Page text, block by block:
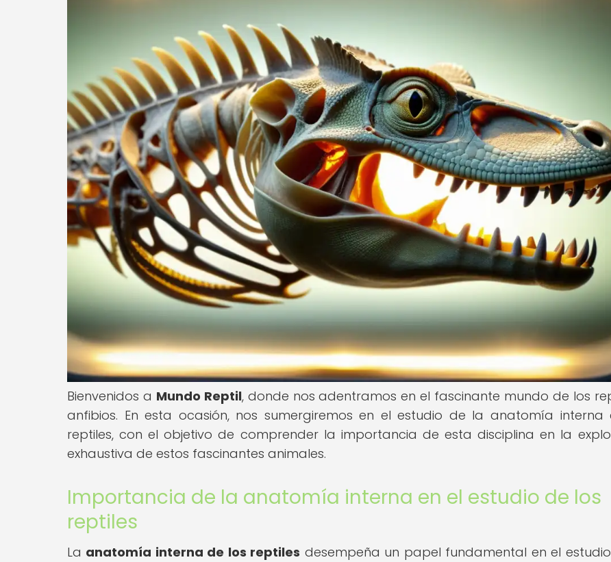
Bienvenidos a Mundo Reptil, donde nos adentramos en el fascinante mundo de los
anfibios. En esta ocasión, nos sumergiremos en el estudio de la anatomía interna
reptiles, con el objetivo de comprender la importancia de esta disciplina en la
exhaustiva de estos fascinantes animales.
Importancia de la anatomía interna en el estudio de los
reptiles
La anatomía interna de los reptiles desempeña un papel fundamental en el